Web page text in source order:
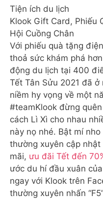
Tiện ích du lịch
Klook Gift Card, Phiếu
Hội Cuồng Chân
Với phiếu quà tặng
thoả sức khám phá
động du lịch tại 400
Tết Tân Sửu 2021 đã
niềm hy vọng về một
#teamKlook đừng
cách Lì Xì cho nhau
này nọ nhé. Bật mí
thường xuyên cập
mãi, ưu đãi Tết đến
ước du hí đầu xuân
ngay với Klook trên
thường xuyên nhấn